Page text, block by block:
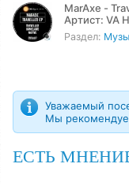
MarAxe -
Артист: VA Название: MarAxe - Traveller EP (2024)
Раздел:
Уважаемый
Мы
ЕСТЬ